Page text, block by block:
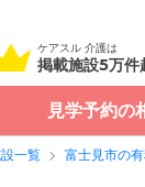
ケアスル 介護は
掲載施設5万件
見学予約の
一覧 富士見市の